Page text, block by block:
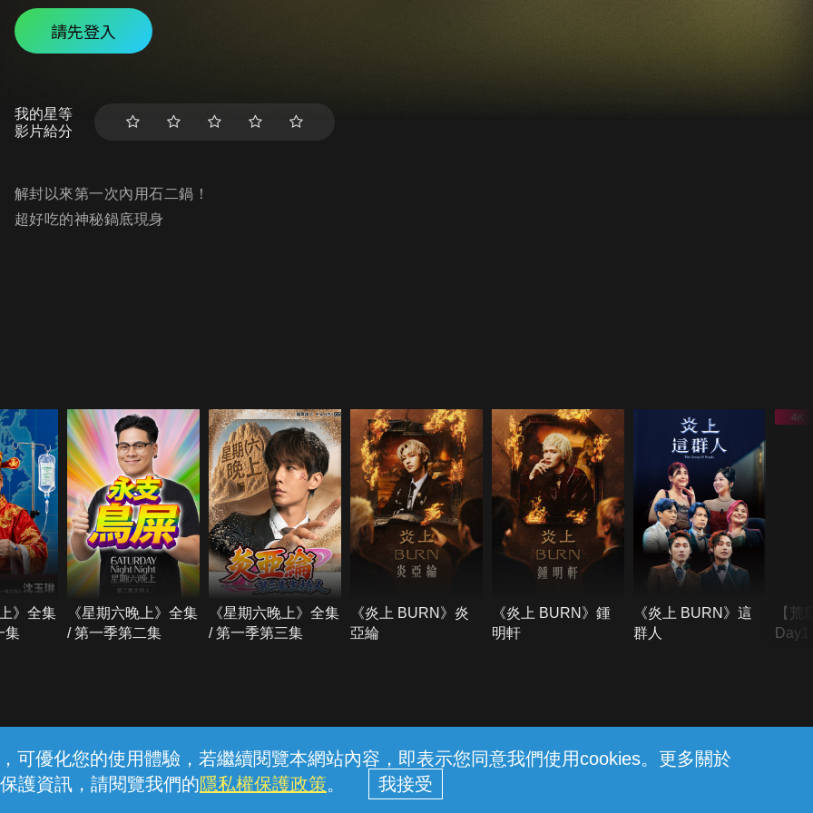
可優化您的使用體驗，若繼續閱覽本網站內容，即表示您同意我們使用cookies。更多關於
護資訊，請閱覽我們的隱私權保護政策。
請先登入
我的星等
影片給分
解封以來第一次內用石二鍋！
超好吃的神秘鍋底現身
》全集
集
《星期六晚上》全集
/ 第一季第二集
《星期六晚上》全集
/ 第一季第三集
《炎上 BURN》炎
亞綸
《炎上 BURN》鍾
明軒
《炎上 BURN》這
群人
【荒
線上客服 服務條款 隱私權保護
中華電信股份有限公司個人家庭分公司 (統一編號：96979949) © 2026